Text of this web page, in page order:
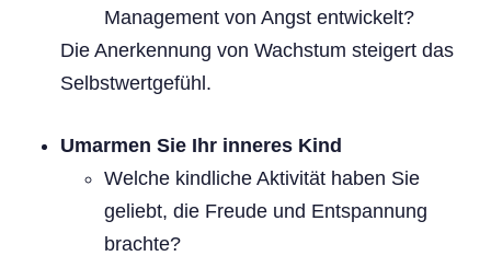
Management von Angst entwickelt?
Die Anerkennung von Wachstum steigert das
Selbstwertgefühl.
Umarmen Sie Ihr inneres Kind
Welche kindliche Aktivität haben Sie
geliebt, die Freude und Entspannung
brachte?